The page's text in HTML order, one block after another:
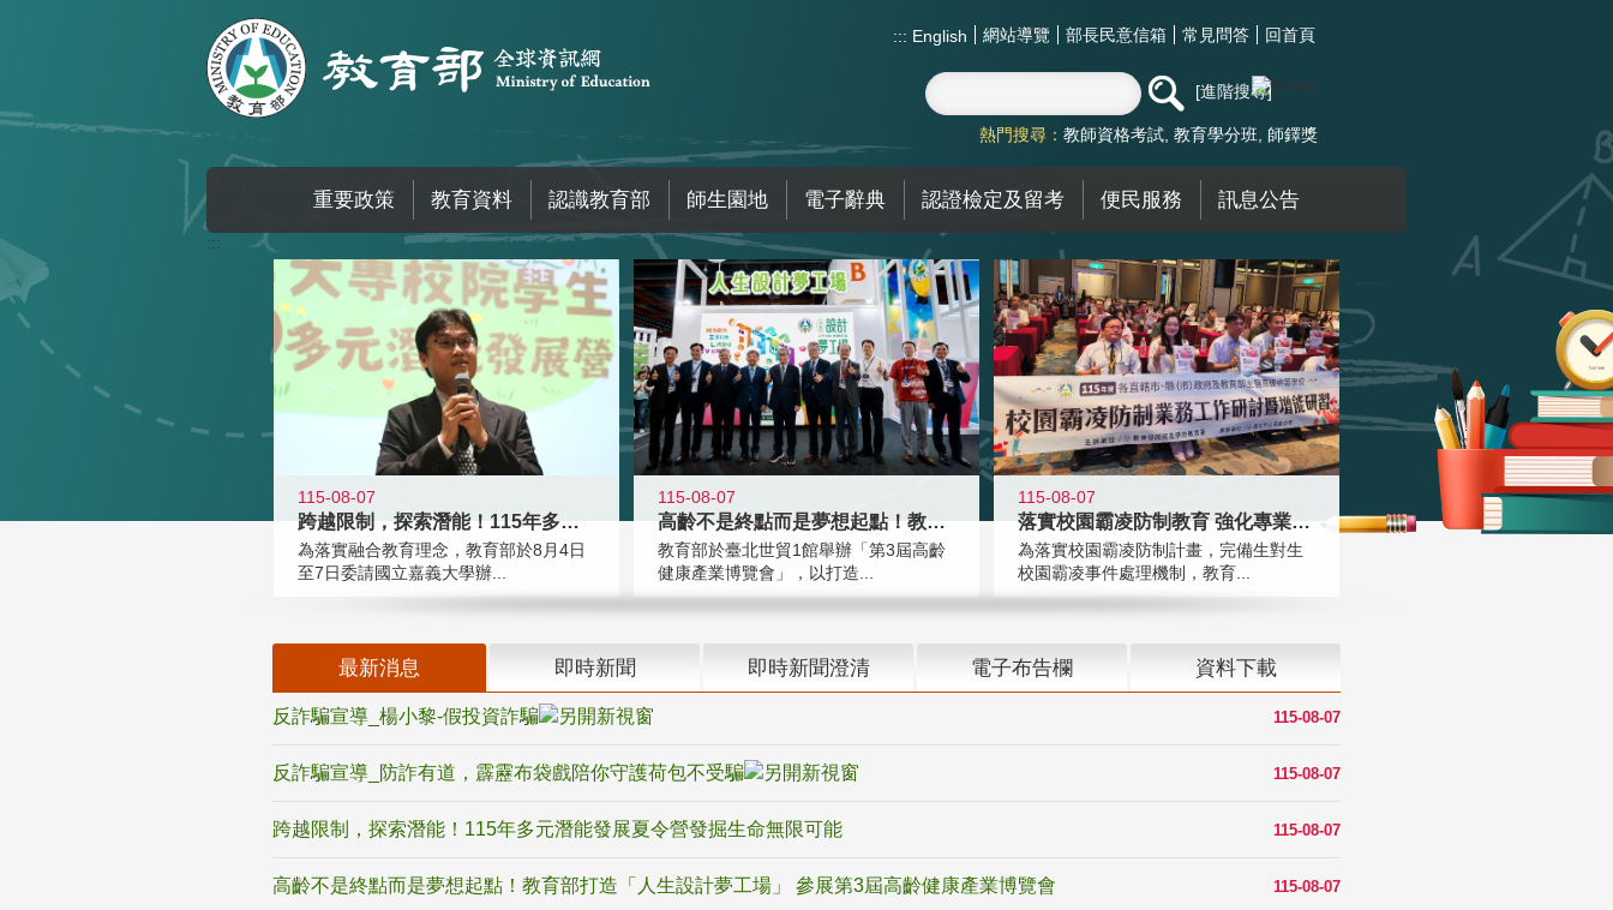
::: English 網站導覽 部長民意信箱 常見問答 回首頁
進階搜尋
熱門搜尋： 教師資格考試 教育學分班 師鐸獎
重要政策 教育資料 認識教育部 師生園地 電子辭典 認證檢定及留考 便民服務 訊息公告
:::
115-08-07
跨越限制，探索潛能！115年多元潛
為落實融合教育理念，教育部於8月4日
至7日委請國立嘉義大學辦...
115-08-07
高齡不是終點而是夢想起點！教育部打
教育部於臺北世貿1館舉辦「第3屆高齡
健康產業博覽會」，以打造...
115-08-07
落實校園霸凌防制教育 強化專業知能
為落實校園霸凌防制計畫，完備生對生
校園霸凌事件處理機制，教育...
最新消息 即時新聞 即時新聞澄清 電子布告欄 資料下載
115-08-07
反詐騙宣導_楊小黎-假投資詐騙
115-08-07
反詐騙宣導_防詐有道，霹靂布袋戲陪你守護荷包不受騙
115-08-07
跨越限制，探索潛能！115年多元潛能發展夏令營發掘生命無限可能
115-08-07
高齡不是終點而是夢想起點！教育部打造「人生設計夢工場」 參展第3屆高齡健康產業博覽會